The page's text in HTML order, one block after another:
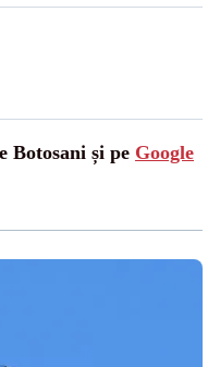
Botosani și pe Google